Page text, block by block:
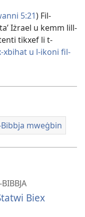
5:21) Fil-
Iżrael u kemm lill-
tikxef li t-
xbihat u l-ikoni fil-
mweġbin
Biex